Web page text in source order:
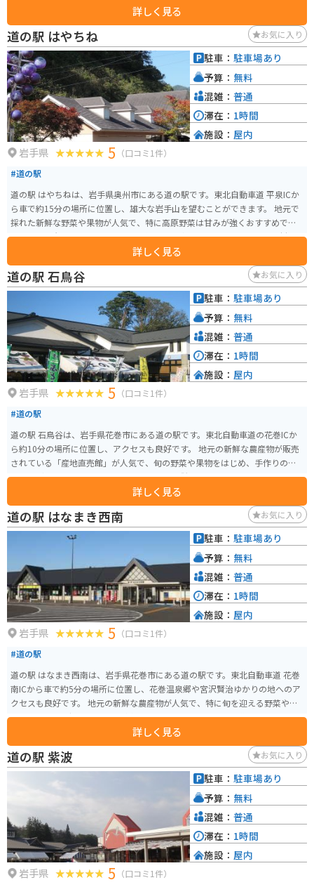
す。くるみ餅が絶品です。一人で行っても家族や友人と行っても、十分楽しめ
る場所です。
詳しく見る
道の駅 はやちね お気に入り
岩手県 5 （口コミ1件）
#道の駅
道の駅 はやちねは、岩手県奥州市にある道の駅です。東北自動車道 平泉ICか
ら車で約15分の場所に位置し、雄大な岩手山を望むことができます。 地元で
採れた新鮮な野菜や果物が人気で、特に高原野菜は甘みが強くおすすめで
す。また、岩手県産のブランド肉を使用した焼肉レストランや、地元食材を
使った郷土料理を提供するレストランもあります。 バイクで訪れる場合、駐
車場も広く停めやすいので安心です。道の駅 はやちねは、岩手山や周辺の観
光スポットへのアクセスも良く、観光拠点としても便利です。
詳しく見る
駐車： 駐車場あり
予算： 無料
混雑： 普通
滞在： 1時間
施設： 屋内
道の駅 石鳥谷 お気に入り
岩手県 5 （口コミ1件）
#道の駅
道の駅 石鳥谷は、岩手県花巻市にある道の駅です。東北自動車道の花巻ICか
ら約10分の場所に位置し、アクセスも良好です。 地元の新鮮な農産物が販売
されている「産地直売館」が人気で、旬の野菜や果物をはじめ、手作りの加
工品など、お土産探しにも最適です。 また、併設されている「レストラン銀
河高原」では、地元産の食材をふんだんに使用した料理を楽しむことができ
ます。 バイクで訪れる場合、道の駅には広い駐車場が完備されているので安
心です。周辺には、宮沢賢治童話村や花巻温泉郷など、観光スポットも点在し
ているので、ツーリングの拠点としてもおすすめです。 道の駅 石鳥谷は、地
元の魅力が詰まった施設なので、ぜひ立ち寄ってみてください。
詳しく見る
駐車： 駐車場あり
予算： 無料
混雑： 普通
滞在： 1時間
施設： 屋内
道の駅 はなまき西南 お気に入り
岩手県 5 （口コミ1件）
#道の駅
道の駅 はなまき西南は、岩手県花巻市にある道の駅です。東北自動車道 花巻
南ICから車で約5分の場所に位置し、花巻温泉郷や宮沢賢治ゆかりの地へのア
クセスも良好です。 地元の新鮮な農産物が人気で、特に旬を迎える野菜や果
物は格別です。採れたての味が楽しめるので、ぜひお土産に購入してみてく
ださい。また、併設されているレストランでは、地元食材をふんだんに使っ
た料理を味わえます。おすすめは、花巻産の白金豚を使用した豚丼です。 バ
イクで訪れる際は、広い駐車場があるので安心です。周辺には、宮沢賢治童
話村や花巻温泉郷など、観光スポットも充実しています。道の駅 はなまき西
南を拠点に、花巻観光を楽しんでみてはいかがでしょうか。
詳しく見る
駐車： 駐車場あり
予算： 無料
混雑： 普通
滞在： 1時間
施設： 屋内
道の駅 紫波 お気に入り
岩手県 5 （口コミ1件）
駐車： 駐車場あり
予算： 無料
混雑： 普通
滞在： 1時間
施設： 屋内